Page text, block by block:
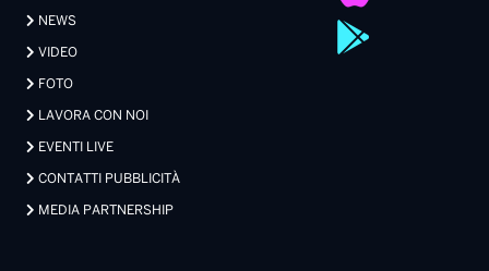
NEWS
VIDEO
FOTO
LAVORA CON NOI
EVENTI LIVE
CONTATTI PUBBLICITÀ
MEDIA PARTNERSHIP